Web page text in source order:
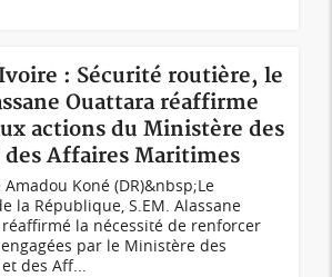
: Sécurité routière, le
Ouattara réaffirme
actions du Ministère des
des Affaires Maritimes
Koné (DR)&nbsp;Le
la République, S.EM. Alassane
la nécessité de renforcer
par le Ministère des
des Aff...